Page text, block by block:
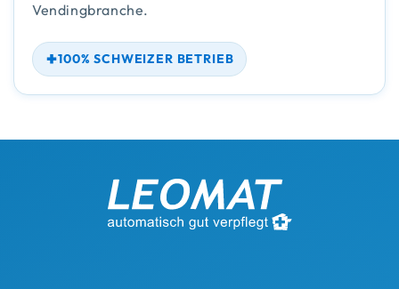
Vendingbranche.
100% SCHWEIZER BETRIEB